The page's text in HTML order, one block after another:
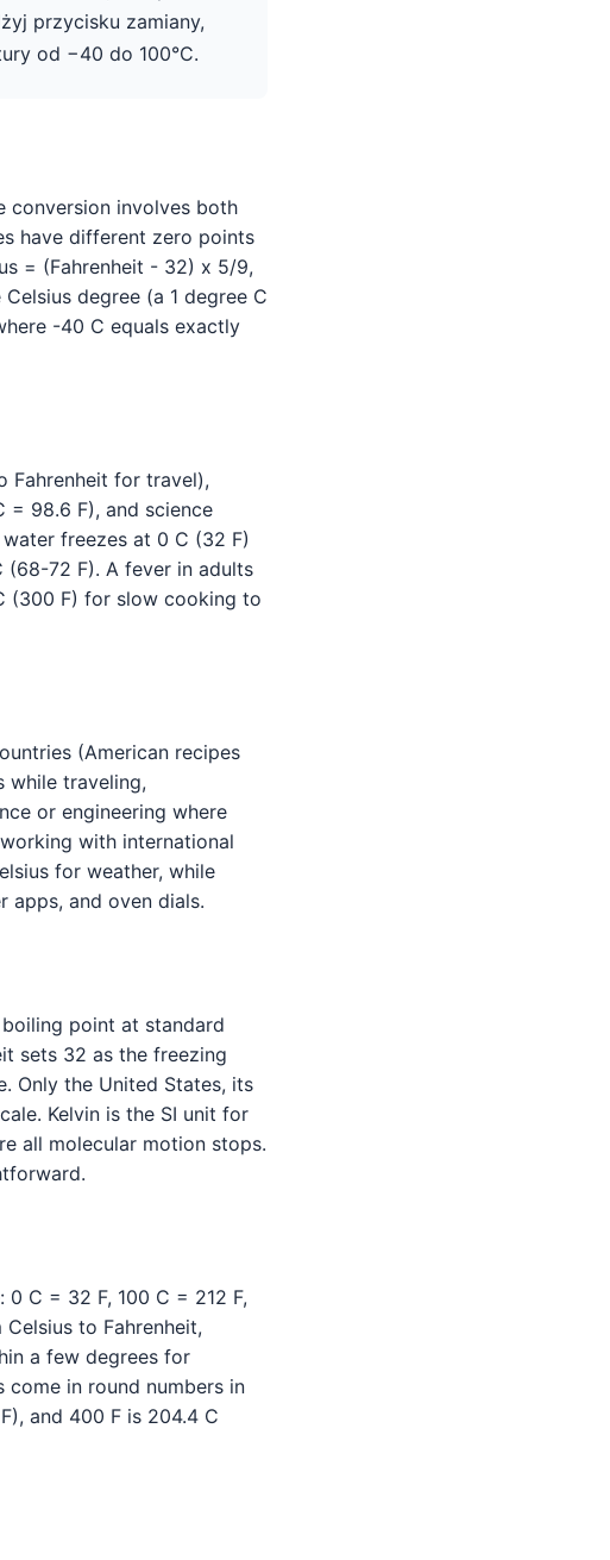
przycisku zamiany,
od −40 do 100°C.
conversion involves both
have different zero points
= (Fahrenheit - 32) x 5/9,
degree (a 1 degree C
-40 C equals exactly
Fahrenheit for travel),
= 98.6 F), and science
freezes at 0 C (32 F)
(68-72 F). A fever in adults
(300 F) for slow cooking to
(American recipes
while traveling,
or engineering where
with international
for weather, while
apps, and oven dials.
point at standard
sets 32 as the freezing
Only the United States, its
Kelvin is the SI unit for
all molecular motion stops.
C = 32 F, 100 C = 212 F,
to Fahrenheit,
a few degrees for
in round numbers in
and 400 F is 204.4 C